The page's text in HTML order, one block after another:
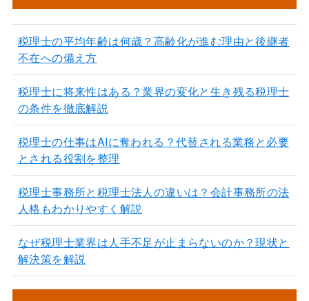
税理士の平均年齢は何歳？高齢化が進む理由と後継者
不在への備え方
税理士に将来性はある？業界の変化と生き残る税理士
の条件を徹底解説
税理士の仕事はAIに奪われる？代替される業務と必要
とされる役割を整理
税理士事務所と税理士法人の違いは？会計事務所の法
人格もわかりやすく解説
なぜ税理士業界は人手不足が止まらないのか？現状と
解決策を解説